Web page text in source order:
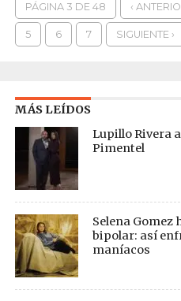
PÁGINA 3 DE 48 ‹
5 6 7 SIGUIENTE ›
MÁS LEÍDOS
Lupillo Rivera
Pimentel
Selena
bipolar: así
maníacos